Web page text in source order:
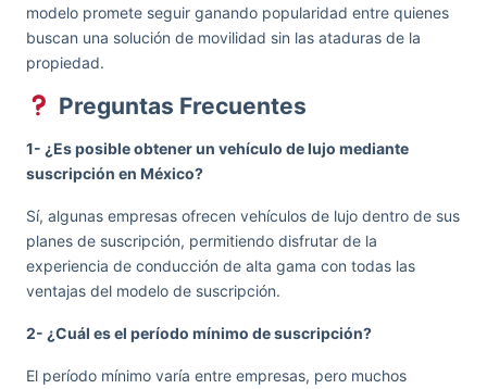
modelo promete seguir ganando popularidad entre quienes
buscan una solución de movilidad sin las ataduras de la
propiedad.
Preguntas Frecuentes
1- ¿Es posible obtener un vehículo de lujo mediante
suscripción en México?
Sí, algunas empresas ofrecen vehículos de lujo dentro de sus
planes de suscripción, permitiendo disfrutar de la
experiencia de conducción de alta gama con todas las
ventajas del modelo de suscripción.
2- ¿Cuál es el período mínimo de suscripción?
El período mínimo varía entre empresas, pero muchos